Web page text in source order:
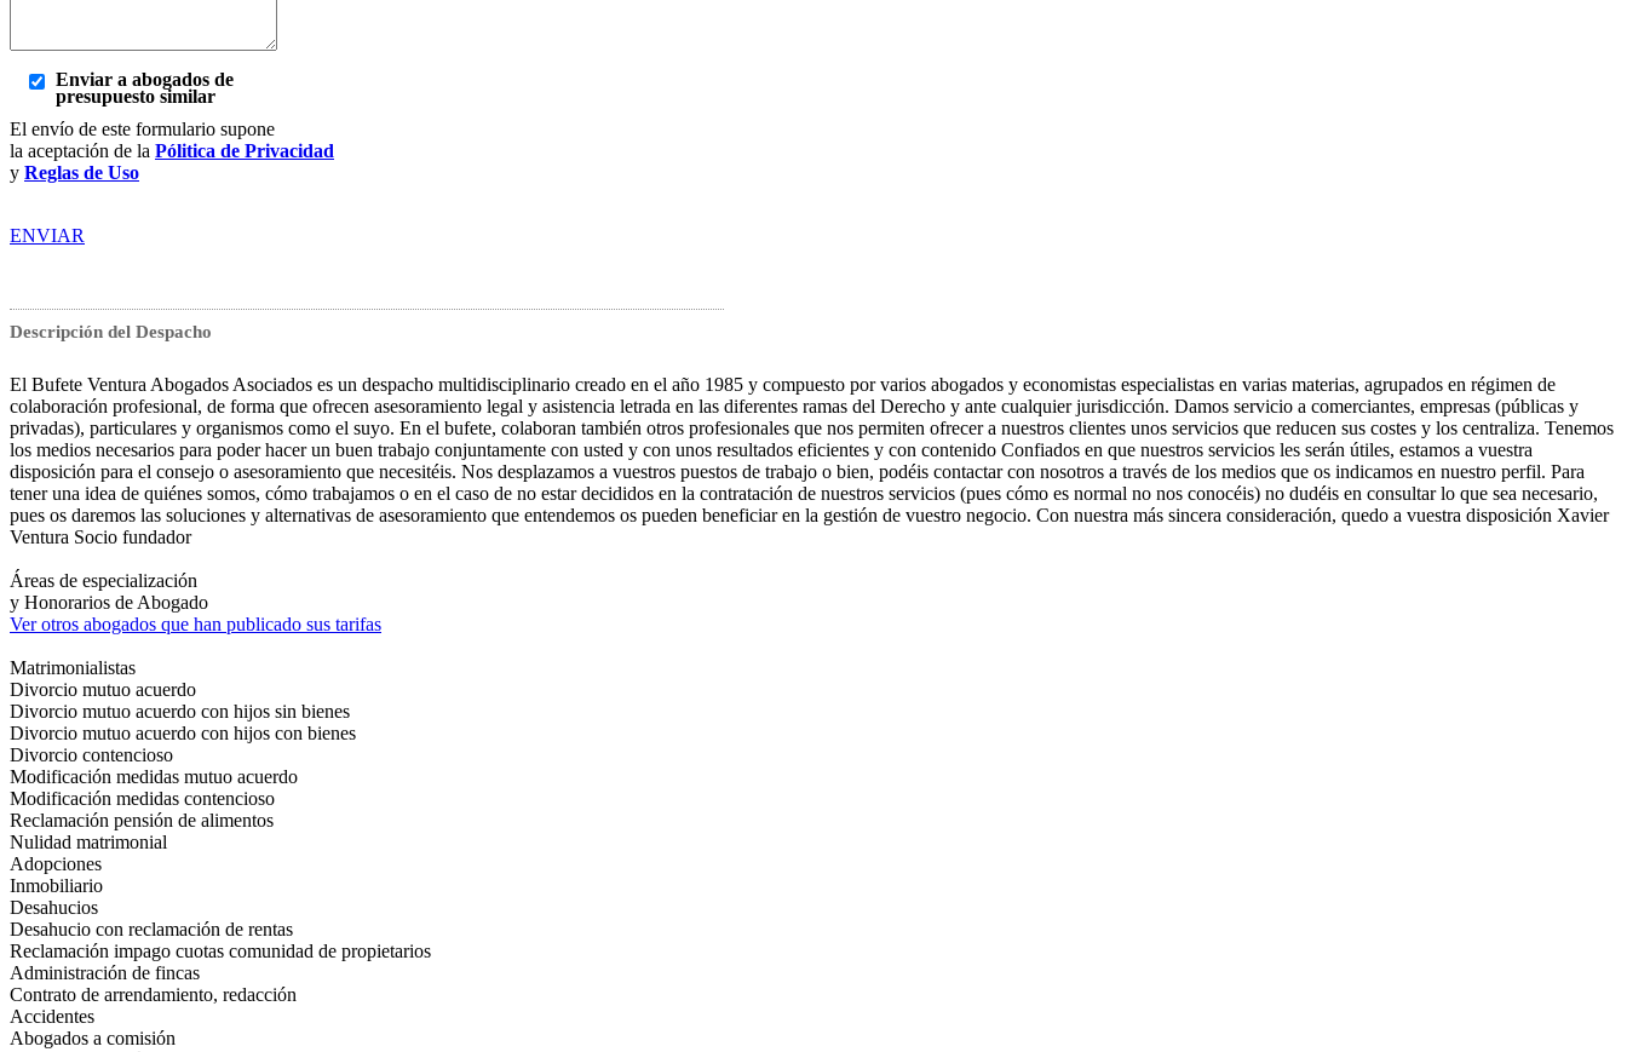
Enviar a abogados de
presupuesto similar
El envío de este formulario supone
la aceptación de la Pólitica de Privacidad
y Reglas de Uso
ENVIAR
Descripción del Despacho
El Bufete Ventura Abogados Asociados es un despacho multidisciplinario creado en el año 1985 y compuesto por varios abogados y economistas especialistas en varias materias, agrupados en régimen de
colaboración profesional, de forma que ofrecen asesoramiento legal y asistencia letrada en las diferentes ramas del Derecho y ante cualquier jurisdicción. Damos servicio a comerciantes, empresas (públicas y
privadas), particulares y organismos como el suyo. En el bufete, colaboran también otros profesionales que nos permiten ofrecer a nuestros clientes unos servicios que reducen sus costes y los centraliza. Tenemos
los medios necesarios para poder hacer un buen trabajo conjuntamente con usted y con unos resultados eficientes y con contenido Confiados en que nuestros servicios les serán útiles, estamos a vuestra
disposición para el consejo o asesoramiento que necesitéis. Nos desplazamos a vuestros puestos de trabajo o bien, podéis contactar con nosotros a través de los medios que os indicamos en nuestro perfil. Para
tener una idea de quiénes somos, cómo trabajamos o en el caso de no estar decididos en la contratación de nuestros servicios (pues cómo es normal no nos conocéis) no dudéis en consultar lo que sea necesario,
pues os daremos las soluciones y alternativas de asesoramiento que entendemos os pueden beneficiar en la gestión de vuestro negocio. Con nuestra más sincera consideración, quedo a vuestra disposición Xavier
Ventura Socio fundador
Áreas de especialización
y Honorarios de Abogado
Ver otros abogados que han publicado sus tarifas
Matrimonialistas
Divorcio mutuo acuerdo
Divorcio mutuo acuerdo con hijos sin bienes
Divorcio mutuo acuerdo con hijos con bienes
Divorcio contencioso
Modificación medidas mutuo acuerdo
Modificación medidas contencioso
Reclamación pensión de alimentos
Nulidad matrimonial
Adopciones
Inmobiliario
Desahucios
Desahucio con reclamación de rentas
Reclamación impago cuotas comunidad de propietarios
Administración de fincas
Contrato de arrendamiento, redacción
Accidentes
Abogados a comisión